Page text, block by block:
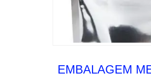
EMBALAGEM